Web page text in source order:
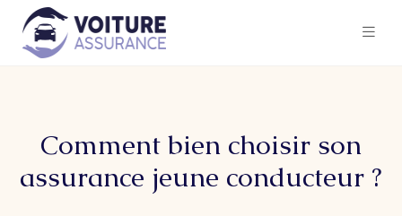
Comment bien choisir son
assurance jeune conducteur ?